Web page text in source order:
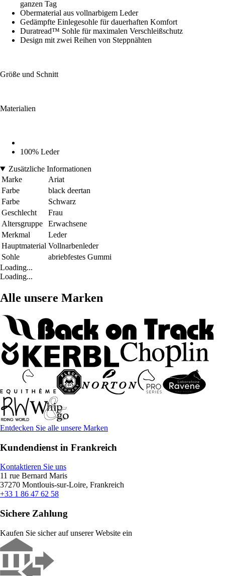
ganzen Tag
Obermaterial aus vollnarbigem Leder
Gedämpfte Einlegesohle für dauerhaften Komfort
Duratread™ Sohle für maximalen Verschleißschutz
Design mit zwei Reihen von Steppnähten
Größe und Schnitt
Materialien
100% Leder
Zusätzliche Informationen
Marke
Ariat
Farbe
black deertan
Farbe
Schwarz
Geschlecht
Frau
Altersgruppe
Erwachsene
Merkmal
Leder
Hauptmaterial Vollnarbenleder
Sohle
abriebfestes Gummi
Loading...
Loading...
Alle unsere Marken
Entdecken Sie alle unsere Marken
Kundendienst in Frankreich
Kontaktieren Sie uns
11 rue Bernard Maris
37270 Montlouis-sur-Loire, Frankreich
+33 1 86 47 62 58
Sichere Zahlung
Kaufen Sie sicher auf unserer Website ein